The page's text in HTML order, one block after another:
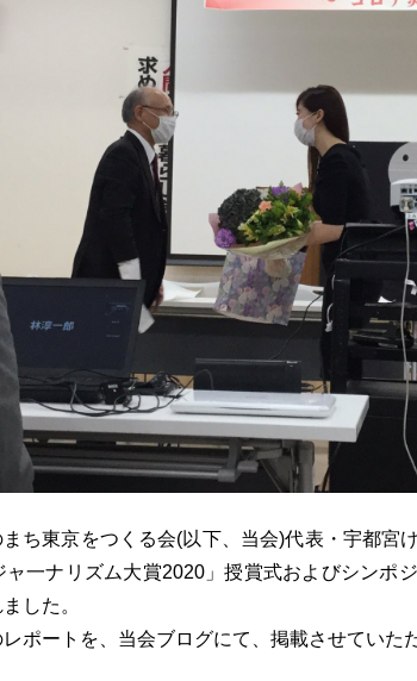
ち東京をつくる会(以下、当会)代表・宇都宮
ャ一ナリズム大賞2020」授賞式およびシンポ
した。
ポートを、当会ブログにて、掲載させていた